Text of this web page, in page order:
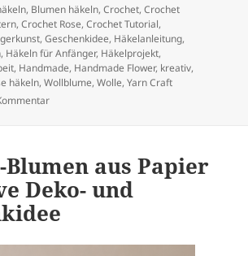
, Blumen häkeln,Crochet,Crochet
,Crochet Rose,Crochet Tutorial,
,Geschenkidee, Häkelanleitung,
, Häkeln für Anfänger, Häkelprojekt,
, Handmade, Handmade Flower, kreativ,
häkeln,Wollblume,Wolle,Yarn Craft
zu Gehäkelte Rose
aus Papier
Deko- und